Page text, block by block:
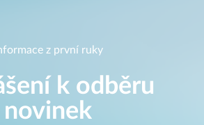
z první ruky
k odběru
novinek